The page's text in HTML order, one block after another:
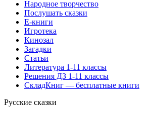
Народное творчество
Послушать сказки
Е-книги
Игротека
Кинозал
Загадки
Статьи
Литература 1-11 классы
Решения ДЗ 1-11 классы
СкладКниг — бесплатные книги
Русские сказки